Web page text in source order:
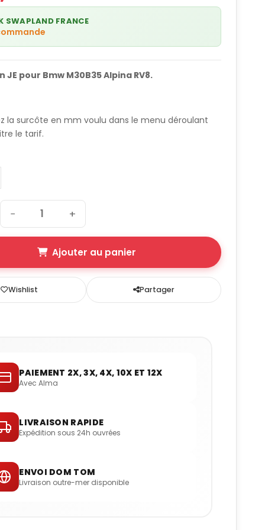
R/V 7,4:1
SWAPLAND FRANCE
JE pour Bmw M30B35 Alpina RV8.
la surcôte en mm voulu dans le menu déroulant
le tarif.
− +
Ajouter au panier
Wishlist Partager
PAIEMENT 2X, 3X, 4X, 10X ET 12X
Avec Alma
LIVRAISON RAPIDE
Expédition sous 24h ouvrées
ENVOI DOM TOM
Livraison outre-mer disponible